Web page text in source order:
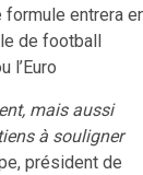
entrera
de football
l’Euro
mais aussi
à souligner
président de